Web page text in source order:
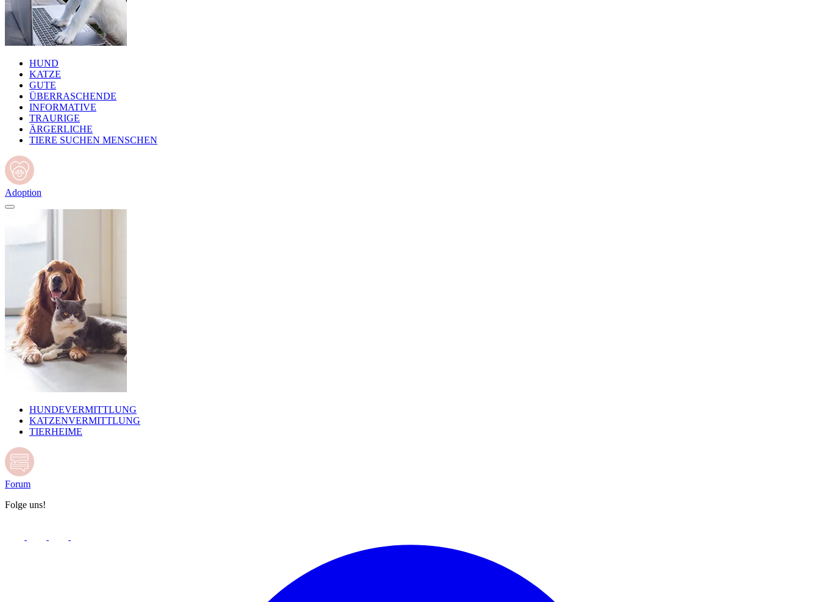
HUND
KATZE
GUTE
ÜBERRASCHENDE
INFORMATIVE
TRAURIGE
ÄRGERLICHE
TIERE SUCHEN MENSCHEN
Adoption
HUNDEVERMITTLUNG
KATZENVERMITTLUNG
TIERHEIME
Forum
Folge uns!